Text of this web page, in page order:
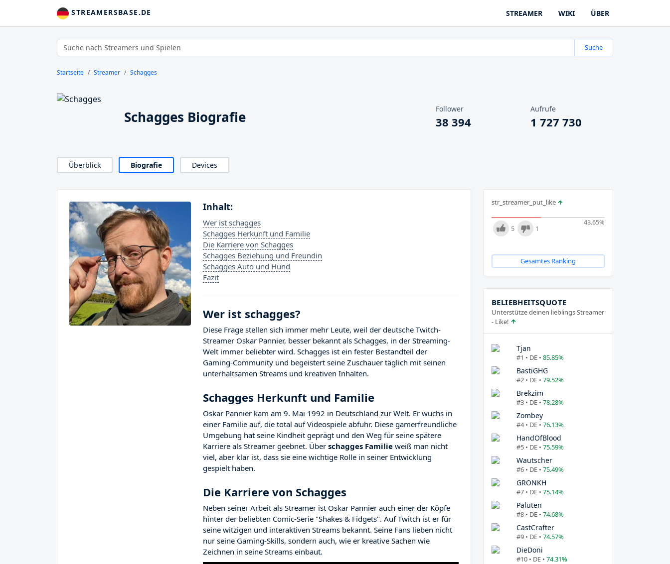
STREAMERSBASE.DE STREAMER WIKI ÜBER
Suche
Startseite Streamer Schagges
Schagges Biografie Follower
38 394
Aufrufe
1 727 730
Überblick Biografie Devices
Inhalt:
Wer ist schagges
Schagges Herkunft und Familie
Die Karriere von Schagges
Schagges Beziehung und Freundin
Schagges Auto und Hund
Fazit
Wer ist schagges?
Diese Frage stellen sich immer mehr Leute, weil der deutsche Twitch-
Streamer Oskar Pannier, besser bekannt als Schagges, in der Streaming-
Welt immer beliebter wird. Schagges ist ein fester Bestandteil der
Gaming-Community und begeistert seine Zuschauer täglich mit seinen
unterhaltsamen Streams und kreativen Inhalten.
Schagges Herkunft und Familie
Oskar Pannier kam am 9. Mai 1992 in Deutschland zur Welt. Er wuchs in
einer Familie auf, die total auf Videospiele abfuhr. Diese gamerfreundliche
Umgebung hat seine Kindheit geprägt und den Weg für seine spätere
Karriere als Streamer geebnet. Überschagges Familie weiß man nicht
viel, aber klar ist, dass sie eine wichtige Rolle in seiner Entwicklung
gespielt haben.
Die Karriere von Schagges
Neben seiner Arbeit als Streamer ist Oskar Pannier auch einer der Köpfe
hinter der beliebten Comic-Serie "Shakes & Fidgets". Auf Twitch ist er für
seine witzigen und interaktiven Streams bekannt. Seine Fans lieben nicht
nur seine Gaming-Skills, sondern auch, wie er kreative Sachen wie
Zeichnen in seine Streams einbaut.
str_streamer_put_like
43.65%
5 1
Gesamtes Ranking
BELIEBHEITSQUOTE
Unterstütze deinen lieblings Streamer
- Like!
Tjan
#1 • DE • 85.85%
BastiGHG
#2 • DE • 79.52%
Brekzim
#3 • DE • 78.28%
Zombey
#4 • DE • 76.13%
HandOfBlood
#5 • DE • 75.59%
Wautscher
#6 • DE • 75.49%
GRONKH
#7 • DE • 75.14%
Paluten
#8 • DE • 74.68%
CastCrafter
#9 • DE • 74.57%
DieDoni
#10 • DE • 74.31%